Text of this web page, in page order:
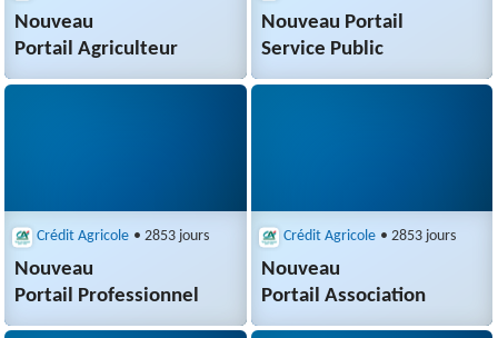
Nouveau
Portail Agriculteur
Nouveau Portail
Service Public
Crédit Agricole • 2853 jours
Nouveau
Portail Professionnel
Crédit Agricole • 2853 jours
Nouveau
Portail Association